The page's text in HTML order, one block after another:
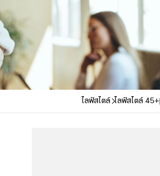
ไลฟ์สไตล์ ไลฟ์สไตล์ 45+